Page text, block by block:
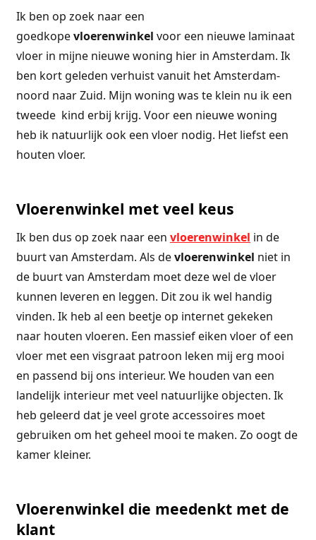
Ik ben op zoek naar een
goedkopevloerenwinkel voor een nieuwe laminaat
vloer in mijne nieuwe woning hier in Amsterdam. Ik
ben kort geleden verhuist vanuit het Amsterdam-
noord naar Zuid. Mijn woning was te klein nu ik een
tweede kind erbij krijg. Voor een nieuwe woning
heb ik natuurlijk ook een vloer nodig. Het liefst een
houten vloer.
Vloerenwinkel met veel keus
Ik ben dus op zoek naar een vloerenwinkel in de
buurt van Amsterdam. Als devloerenwinkel niet in
de buurt van Amsterdam moet deze wel de vloer
kunnen leveren en leggen. Dit zou ik wel handig
vinden. Ik heb al een beetje op internet gekeken
naar houten vloeren. Een massief eiken vloer of een
vloer met een visgraat patroon leken mij erg mooi
en passend bij ons interieur. We houden van een
landelijk interieur met veel natuurlijke objecten. Ik
heb geleerd dat je veel grote accessoires moet
gebruiken om het geheel mooi te maken. Zo oogt de
kamer kleiner.
Vloerenwinkel die meedenkt met de
klant